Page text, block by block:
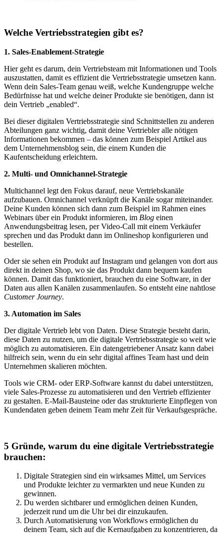
Welche Vertriebsstrategien gibt es?
1. Sales-Enablement-Strategie
Hier geht es darum, dein Vertriebsteam mit Informationen und Tools
auszustatten, damit es effizient die Vertriebsstrategie umsetzen kann.
Wenn dein Sales-Team genau weiß, welche Kundengruppe welche
Bedürfnisse hat und welche deiner Produkte sie benötigen, dann ist
dein Vertrieb „enabled“.
Bei dieser digitalen Vertriebsstrategie sind Schnittstellen zu anderen
Abteilungen ganz wichtig, damit deine Vertriebler alle nötigen
Informationen bekommen – das können zum Beispiel Artikel aus
dem Unternehmensblog sein, die einem Kunden die
Kaufentscheidung erleichtern.
2. Multi- und Omnichannel-Strategie
Multichannel legt den Fokus darauf, neue Vertriebskanäle
aufzubauen. Omnichannel verknüpft die Kanäle sogar miteinander.
Deine Kunden können sich dann zum Beispiel im Rahmen eines
Webinars über ein Produkt informieren, im Blog einen
Anwendungsbeitrag lesen, per Video-Call mit einem Verkäufer
sprechen und das Produkt dann im Onlineshop konfigurieren und
bestellen.
Oder sie sehen ein Produkt auf Instagram und gelangen von dort aus
direkt in deinen Shop, wo sie das Produkt dann bequem kaufen
können. Damit das funktioniert, brauchen du eine Software, in der
Daten aus allen Kanälen zusammenlaufen. So entsteht eine nahtlose
Customer Journey.
3. Automation im Sales
Der digitale Vertrieb lebt von Daten. Diese Strategie besteht darin,
diese Daten zu nutzen, um die digitale Vertriebsstrategie so weit wie
möglich zu automatisieren. Ein datengetriebener Ansatz kann dabei
hilfreich sein, wenn du ein sehr digital affines Team hast und dein
Unternehmen skalieren möchten.
Tools wie CRM- oder ERP-Software kannst du dabei unterstützen,
viele Sales-Prozesse zu automatisieren und den Vertrieb effizienter
zu gestalten. E-Mail-Bausteine oder das strukturierte Einpflegen von
Kundendaten geben deinem Team mehr Zeit für Verkaufsgespräche.
5 Gründe, warum du eine digitale Vertriebsstrategie
brauchen:
Digitale Strategien sind ein wirksames Mittel, um Services
und Produkte leichter zu vermarkten und neue Kunden zu
gewinnen.
Du werden sichtbarer und ermöglichen deinen Kunden,
jederzeit rund um die Uhr bei dir einzukaufen.
Durch Automatisierung von Workflows ermöglichen du
deinem Team, sich auf die Kernaufgaben zu konzentrieren, da